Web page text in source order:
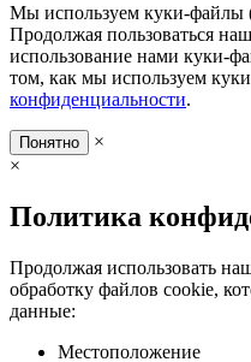
Мы используем куки-файлы
Продолжая пользоваться
использование нами куки-
том, как мы используем
конфиденциальности.
Понятно
×
×
Политика
Продолжая использовать
обработку файлов cookie,
данные:
Местоположение